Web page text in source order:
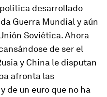
desarrollado
Guerra Mundial y aún
Soviética. Ahora
de ser el
y China le disputan
afronta las
de un euro que no ha